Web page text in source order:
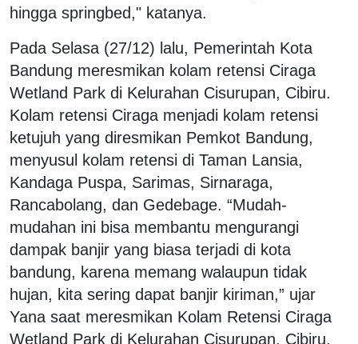
hingga springbed," katanya.
Pada Selasa (27/12) lalu, Pemerintah Kota
Bandung meresmikan kolam retensi Ciraga
Wetland Park di Kelurahan Cisurupan, Cibiru.
Kolam retensi Ciraga menjadi kolam retensi
ketujuh yang diresmikan Pemkot Bandung,
menyusul kolam retensi di Taman Lansia,
Kandaga Puspa, Sarimas, Sirnaraga,
Rancabolang, dan Gedebage. “Mudah-
mudahan ini bisa membantu mengurangi
dampak banjir yang biasa terjadi di kota
bandung, karena memang walaupun tidak
hujan, kita sering dapat banjir kiriman,” ujar
Yana saat meresmikan Kolam Retensi Ciraga
Wetland Park di Kelurahan Cisurupan, Cibiru,